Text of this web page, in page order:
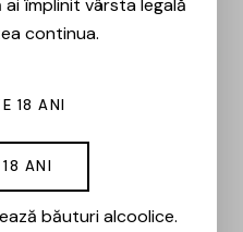
împlinit vârsta legală
continua.
18 ANI
ANI
băuturi alcoolice.